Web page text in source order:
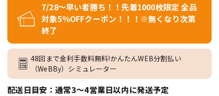
7/28～早い者勝ち！！先着1000枚限定 全品
対象5％OFFクーポン！！！※無くなり次第
終了
48回まで金利手数料無料!かんたんWEB分割払い
（WeBBy）シミュレーター
配送日目安：通常3～4営業日以内に発送予定